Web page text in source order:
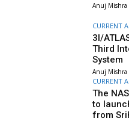
Anuj Mishra
CURRENT
3I/
Third
System
Anuj Mishra
CURRENT
The
to
from